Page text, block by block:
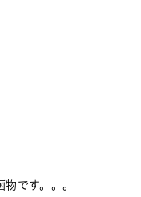
です。。。